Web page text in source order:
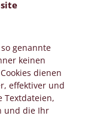
genannte
keinen
dienen
effektiver und
Textdateien,
und die Ihr